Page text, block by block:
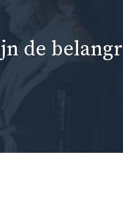
de